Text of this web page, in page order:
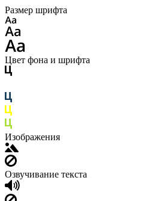
Размер шрифта
Цвет фона и шрифта
Изображения
Озвучивание текста